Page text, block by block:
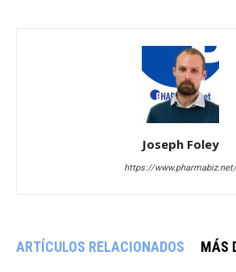
Joseph Foley
https://www.pharmabiz.net/
ARTÍCULOS RELACIONADOS MÁS